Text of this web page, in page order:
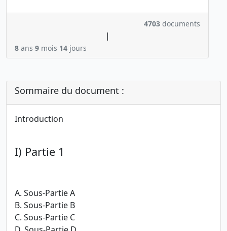
4703 documents
|
8 ans 9 mois 14 jours
Sommaire du document :
Introduction
I) Partie 1
A. Sous-Partie A
B. Sous-Partie B
C. Sous-Partie C